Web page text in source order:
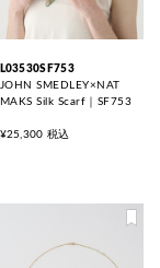
L03530SF753
JOHN SMEDLEY×NAT
MAKS Silk Scarf｜SF753
¥25,300 税込